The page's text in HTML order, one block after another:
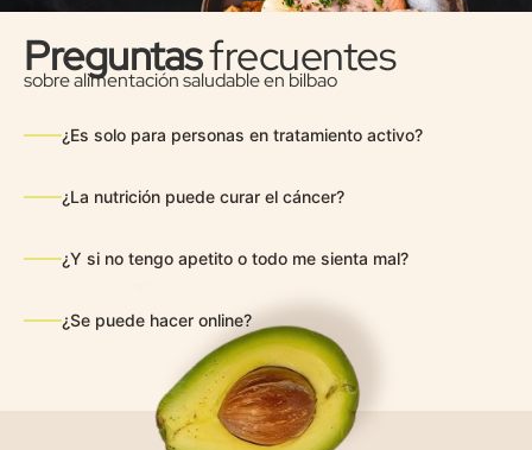
Preguntasfrecuentes
sobre alimentación saludable en bilbao
¿Es solo para personas en tratamiento activo?
¿La nutrición puede curar el cáncer?
¿Y si no tengo apetito o todo me sienta mal?
¿Se puede hacer online?